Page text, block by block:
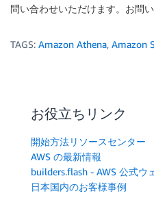
問い合わせいただけます。お問
TAGS: Amazon Athena, Amazon
お役立ちリンク
開始方法リソースセンター
AWS の最新情報
builders.flash - AWS 公式ウ
日本国内のお客様事例